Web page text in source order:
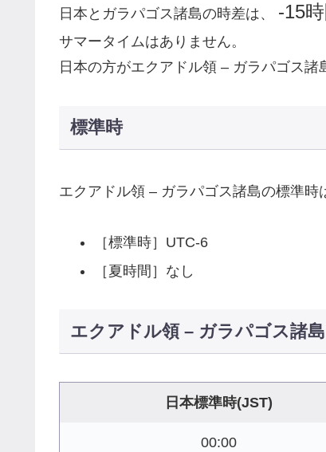
日本とガラパゴス諸島の時差は、 -15
サマータイムはありません。
日本の方がエクアドル領 – ガラパゴス諸
標準時
エクアドル領 – ガラパゴス諸島の標準時
［標準時］UTC-6
［夏時間］なし
エクアドル領 – ガラパゴス諸
日本標準時(JST)
00:00